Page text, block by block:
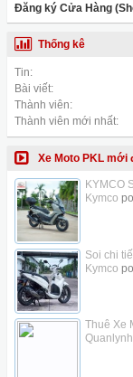
Đăng ký Cửa Hàng
Thống kê
Tin:
Bài viết:
Thành viên:
Thành viên mới nhất:
Xe Moto PKL mới
KYMCO
Kymco
Soi chi
Kymco
Thuê Xe